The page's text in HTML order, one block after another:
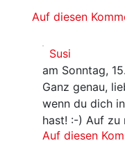
Auf diesen
Susi
am Sonntag,
Ganz genau,
wenn du dich
hast! :-) Auf zu
Auf diesen